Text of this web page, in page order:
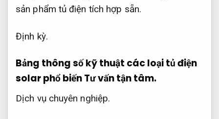
sản phẩm tủ điện tích hợp sẵn.
Định kỳ.
Bảng thông số kỹ thuật các loại tủ điện
solar phổ biếnTư vấn tận tâm.
Dịch vụ chuyên nghiệp.